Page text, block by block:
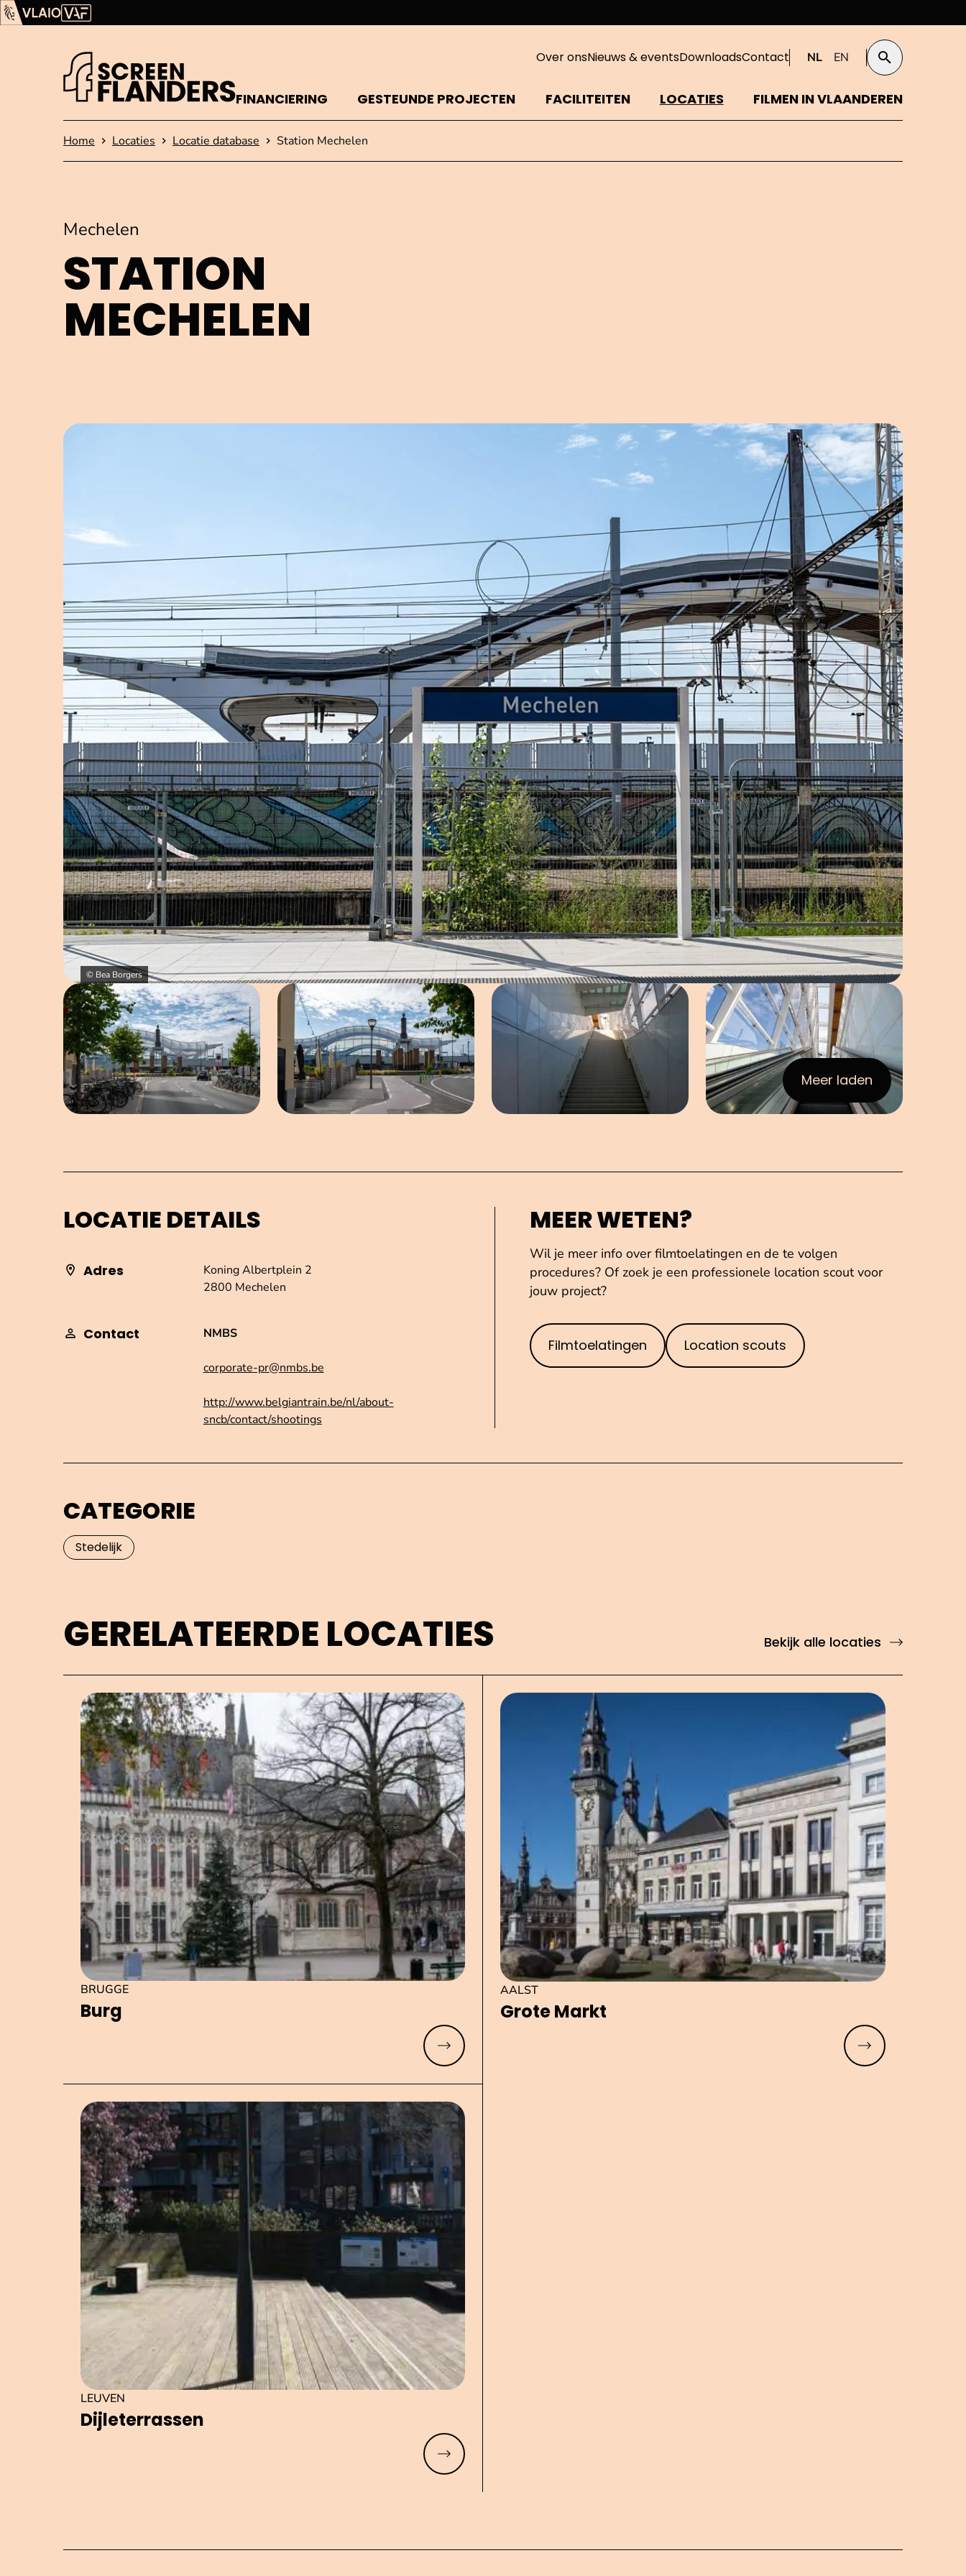
Ga verder naar de inhoud
Vlaams Audiovisueel Fonds (VAF)
Startpagina
Over onsNieuws & eventsDownloadsContact NL EN Zoeken
FINANCIERING GESTEUNDE PROJECTEN FACILITEITEN LOCATIES FILMEN IN VLAANDEREN
Home Locaties Locatie database Station Mechelen
STATION
MECHELEN
Mechelen
Open afbeelding in popup
© Bea Borgers
Open afbeelding in popup Open afbeelding in popup Open afbeelding in popup Open afbeelding in popup
Meer laden
:afbeeldingen
LOCATIE DETAILS
Adres
Koning Albertplein 2
2800 Mechelen
Contact NMBS
corporate-pr@nmbs.be
http://www.belgiantrain.be/nl/about-
sncb/contact/shootings
MEER WETEN?
Wil je meer info over filmtoelatingen en de te volgen
procedures? Of zoek je een professionele location scout voor
jouw project?
Filmtoelatingen Location scouts
CATEGORIE
Stedelijk
GERELATEERDE LOCATIES Bekijk alle locaties
Burg
BRUGGE
Meer lezen
Grote Markt
AALST
Meer lezen
Dij­le­ter­ras­sen
LEUVEN
Meer lezen